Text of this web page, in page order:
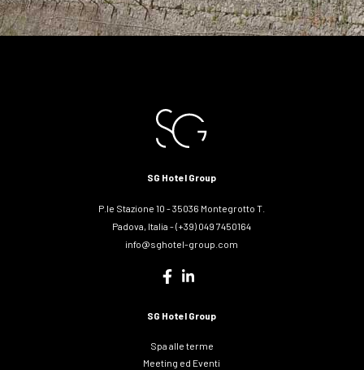
SG Hotel Group
P.le Stazione 10 - 35036 Montegrotto T.
Padova, Italia - (+39) 049 7450164
info@sghotel-group.com
SG Hotel Group
Spa alle terme
Meeting ed Eventi